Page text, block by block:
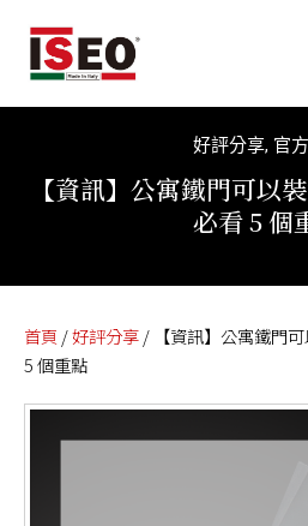
好評分享, 官
【資訊】公寓鐵門可以
必看 5 個
首頁 /好評分享/ 【資訊】公寓鐵門
5 個重點